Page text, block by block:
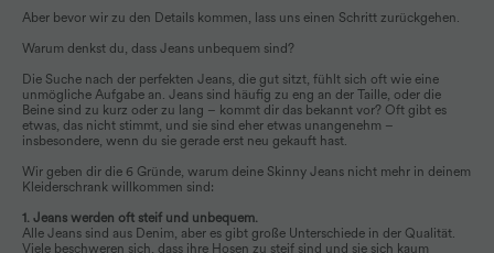
Aber bevor wir zu den Details kommen, lass uns einen Schritt zurückgehen.
Warum denkst du, dass Jeans unbequem sind?
Die Suche nach der perfekten Jeans, die gut sitzt, fühlt sich oft wie eine
unmögliche Aufgabe an. Jeans sind häufig zu eng an der Taille, oder die
Beine sind zu kurz oder zu lang – kommt dir das bekannt vor? Oft gibt es
etwas, das nicht stimmt, und sie sind eher etwas unangenehm –
insbesondere, wenn du sie gerade erst neu gekauft hast.
Wir geben dir die 6 Gründe, warum deine Skinny Jeans nicht mehr in deinem
Kleiderschrank willkommen sind:
1. Jeans werden oft steif und unbequem.
Alle Jeans sind aus Denim, aber es gibt große Unterschiede in der Qualität.
Viele beschweren sich, dass ihre Hosen zu steif sind und sie sich kaum